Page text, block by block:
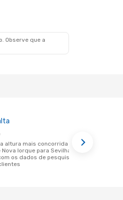
Observe que a
Iorque para Sevilha de
os dados de pesquisa dos